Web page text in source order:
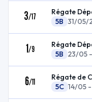
3/17
Régate
5B 31/05/
1/9
Régate
5B 23/05
6/11
Régate de
5C 14/05